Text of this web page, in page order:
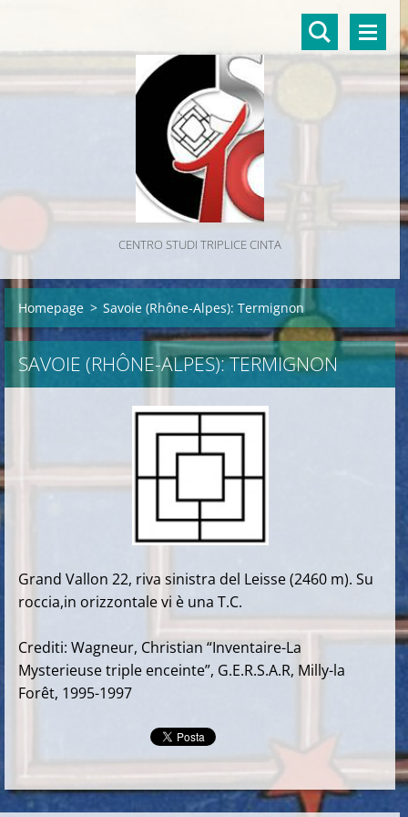
CENTRO STUDI TRIPLICE CINTA
Homepage > Savoie (Rhône-Alpes): Termignon
SAVOIE (RHÔNE-ALPES): TERMIGNON
Grand Vallon 22, riva sinistra del Leisse (2460 m). Su
roccia,in orizzontale vi è una T.C.
Crediti: Wagneur, Christian “Inventaire-La
Mysterieuse triple enceinte”, G.E.R.S.A.R, Milly-la
Forêt, 1995-1997